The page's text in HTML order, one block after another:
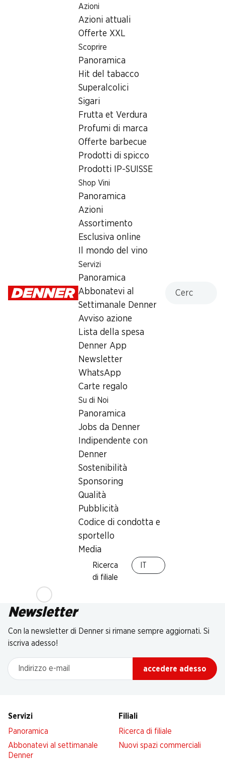
Azioni
Azioni attuali
Offerte XXL
Scoprire
Panoramica
Hit del tabacco
Superalcolici
Sigari
Frutta et Verdura
Profumi di marca
Offerte barbecue
Prodotti di spicco
Prodotti IP-SUISSE
Shop Vini
Panoramica
Azioni
Assortimento
Esclusiva online
Il mondo del vino
Servizi
Panoramica
Abbonatevi al
Settimanale Denner
Avviso azione
Lista della spesa
Denner App
Newsletter
WhatsApp
Carte regalo
Su di Noi
Panoramica
Jobs da Denner
Indipendente con
Denner
Sostenibilità
Sponsoring
Qualità
Pubblicità
Codice di condotta e
sportello
Media
Ricerca
di filiale
Ricerca di filiale
Filiale Denner Hauptstrasse 30, 3752 Wimmis
3752 Wimmis
Hauptstrasse 30, 3752 Wimmis
Orari di apertura
Mercoledì 08:00 - 18:30
Prelievo di contanti con Post-Card / M-Card
Newsletter
Con la newsletter di Denner si rimane sempre aggiornati. Si
iscriva adesso!
Indirizzo e-mail
accedere adesso
Servizi
Panoramica
Abbonatevi al settimanale
Denner
Filiali
Ricerca di filiale
Nuovi spazi commerciali